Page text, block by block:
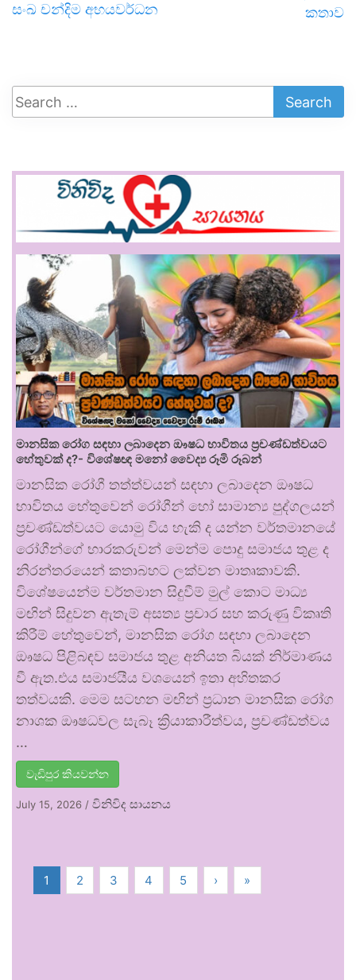
සංඛ චන්දිම අභයවර්ධන
කතාව
මානසික රෝග සඳහා ලබාදෙන ඖෂධ භාවිතය ප්‍රචණ්ඩත්වයට
හේතුවක් ද?- විශේෂඥ මනෝ වෛද්‍ය රූමි රූබන්
මානසික රෝගී තත්ත්වයන් සඳහා ලබාදෙන ඖෂධ
භාවිතය හේතුවෙන් රෝගීන් හෝ සාමාන්‍ය පුද්ගලයන්
ප්‍රචණ්ඩත්වයට යොමු විය හැකි ද යන්න වර්තමානයේ
රෝගීන්ගේ භාරකරුවන් මෙන්ම පොදු සමාජය තුළ ද
නිරන්තරයෙන් කතාබහට ලක්වන මාතෘකාවකි.
විශේෂයෙන්ම වර්තමාන සිදුවීම් මුල් කොට මාධ්‍ය
මඟින් සිදුවන ඇතැම් අසත්‍ය ප්‍රචාර සහ කරුණු විකෘති
කිරීම් හේතුවෙන්, මානසික රෝග සඳහා ලබාදෙන
ඖෂධ පිළිබඳව සමාජය තුළ අනියත බියක් නිර්මාණය
වී ඇත.එය සමාජයීය වශයෙන් ඉතා අහිතකර
තත්වයකි. මෙම සටහන මඟින් ප්‍රධාන මානසික රෝග
නාශක ඖෂධවල සැබෑ ක්‍රියාකාරීත්වය, ප්‍රචණ්ඩත්වය
…
වැඩිපුර කියවන්න
July 15, 2026 / විනිවිද සායනය
1 2 3 4 5 › »